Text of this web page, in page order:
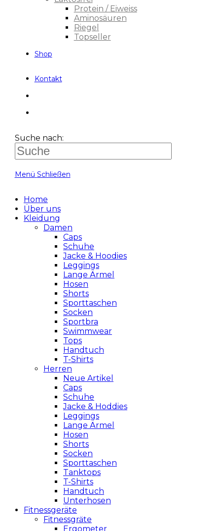
Protein / Eiweiss
Aminosäuren
Riegel
Topseller
Shop
Kontakt
Suche nach:
Menü Schließen
Home
Über uns
Kleidung
Damen
Caps
Schuhe
Jacke & Hoodies
Leggings
Lange Ärmel
Hosen
Shorts
Sporttaschen
Socken
Sportbra
Swimmwear
Tops
Handtuch
T-Shirts
Herren
Neue Artikel
Caps
Schuhe
Jacke & Hoddies
Leggings
Lange Ärmel
Hosen
Shorts
Socken
Sporttaschen
Tanktops
T-Shirts
Handtuch
Unterhosen
Fitnessgeräte
Fitnessgräte
Ergometer